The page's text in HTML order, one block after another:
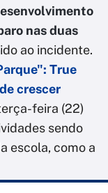
nas duas
ao incidente.
True
crescer
feira (22)
sendo
escola, como a